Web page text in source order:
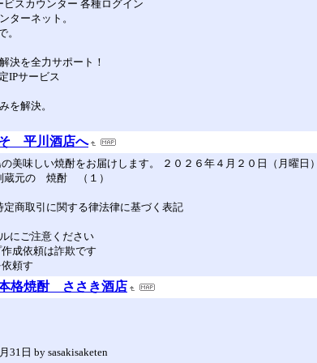
スカウンター 各種ログイン
ターネット。
。
決を全力サポート！
IPサービス
を解決。
平川酒店へ
美味しい焼酎をお届けします。 ２０２６年４月２０日（月曜日
蔵元の 焼酎 （１）
商取引に関する律法律に基づく表記
にご注意ください
成依頼は詐欺です
頼す
格焼酎 ささき酒店
31日 by sasakisaketen